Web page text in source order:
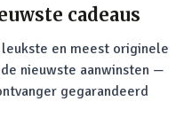
cadeaus
en meest originele
nieuwste aanwinsten —
gegarandeerd